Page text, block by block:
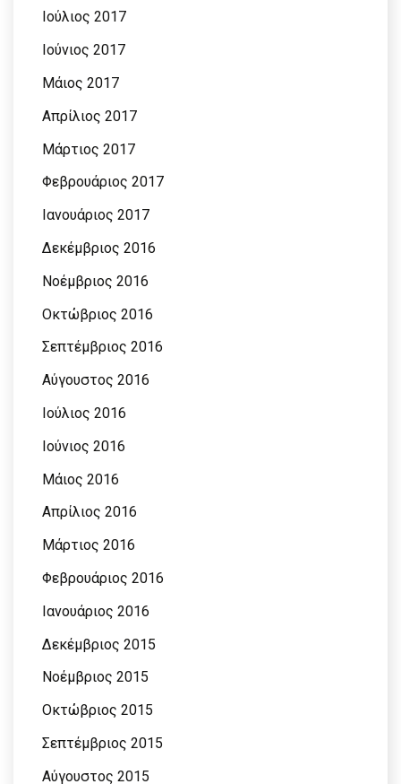
Ιούλιος 2017
Ιούνιος 2017
Μάιος 2017
Απρίλιος 2017
Μάρτιος 2017
Φεβρουάριος 2017
Ιανουάριος 2017
Δεκέμβριος 2016
Νοέμβριος 2016
Οκτώβριος 2016
Σεπτέμβριος 2016
Αύγουστος 2016
Ιούλιος 2016
Ιούνιος 2016
Μάιος 2016
Απρίλιος 2016
Μάρτιος 2016
Φεβρουάριος 2016
Ιανουάριος 2016
Δεκέμβριος 2015
Νοέμβριος 2015
Οκτώβριος 2015
Σεπτέμβριος 2015
Αύγουστος 2015